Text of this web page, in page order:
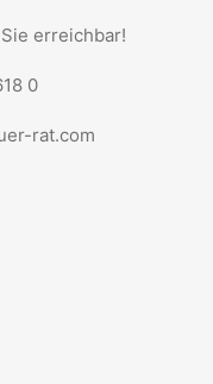
erreichbar!
0
rat.com